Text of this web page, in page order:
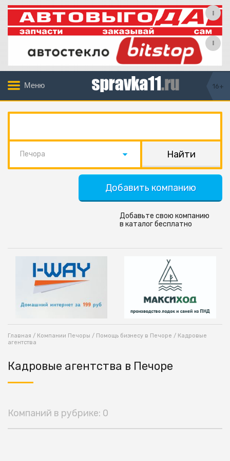
Меню 16+
Печора
Добавить компанию
Добавьте свою компанию
в каталог бесплатно
Главная / Компании Печоры / Помощь бизнесу в Печоре / Кадровые
агентства
Кадровые агентства в Печоре
Компаний в рубрике: 0